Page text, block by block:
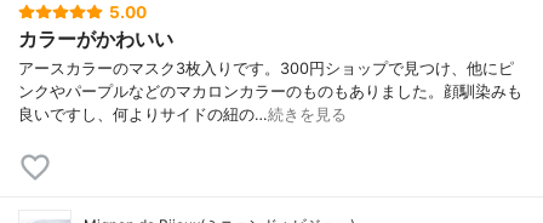
5.00
カラーがかわいい
アースカラーのマスク3枚入りです。300円ショップで見つけ、他にピ
ンクやパープルなどのマカロンカラーのものもありました。顔馴染みも
良いですし、何よりサイドの紐の…続きを見る